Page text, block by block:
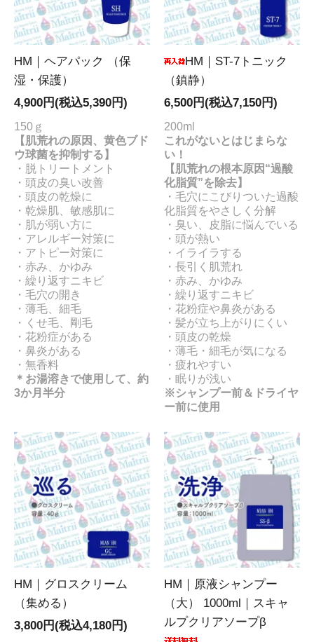
HM｜ヘアパック （保
湿・保護）
4,900円(税込5,390円)
150ｇ
【肌荒れの原因、黄色ブド
ウ球菌を抑制する】
・脱トリートメント
・頭皮の臭い改善
・頭皮の乾燥に
・乾燥肌、敏感肌に
・肌が弱い方に
・アレルギー対策に
・アトピー対策に
・赤み、かゆみ
・繰り返すニキビ
・毛穴の開き
・薄毛、細毛
・くせ毛、剛毛
・花粉症がある
・鼻炎がある
・無香料
＊お湯溶きで使用して、約
3か月半分
HM｜ST-7トニック
（鎮静）
6,500円(税込7,150円)
200ml
これがないとはじまらな
い！
【肌荒れの根本原因“過酸
化脂質”を除去】
・毛穴にこびりついた過酸
化脂質をやさしく分解
・臭い、皮脂に悩んでいる
・頭が熱い
・イライラする
・長引く肌荒れ
・赤み、かゆみ
・繰り返すニキビ
・花粉症や鼻炎がある
・髪が立ち上がりにくい
・頭皮の乾燥
・薄毛・細毛が気になる
・疲れやすい
・眠りが浅い
※シャンプー前＆ドライヤ
ー前に使用
HM｜グロスクリーム
（集める）
3,800円(税込4,180円)
HM｜原液シャンプー
（大） 1000ml｜スキャ
ルプクリアソープβ